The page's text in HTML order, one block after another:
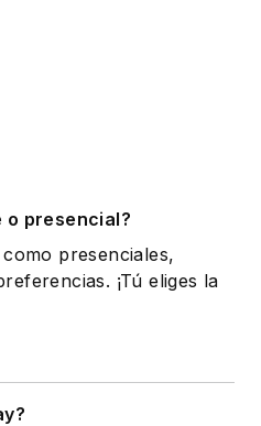
o presencial?
presenciales,
¡Tú eliges la